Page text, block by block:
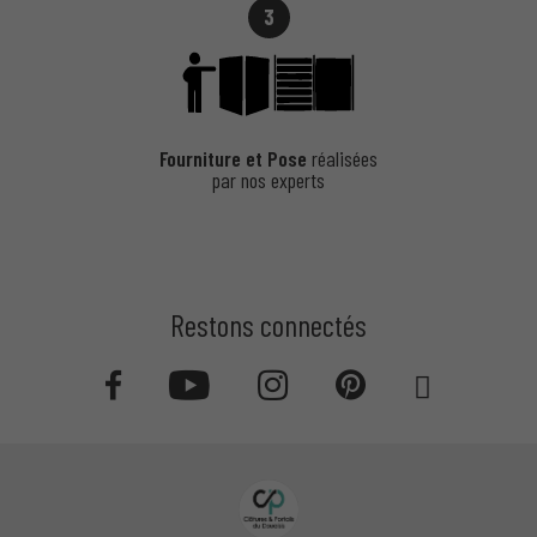
Pourquoi Choisir un Portillon
Barreaudage Oblique ?
Le portillon barreaudage oblique se distingue par son design incliné,
Design moderne et unique.
S’intègre harmonieusement à tout type de clôture.
Sécurité assurée grâce à des matériaux robustes.
3
Fourniture et Pose réalisées
par nos experts
Restons connectés